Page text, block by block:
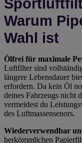
Warum
Wahl ist
Ölfrei für maximale
Luftfilter sind
längere Lebensdauer
erfordern. Da kein Öl
deines Fahrzeugs nicht
vermeidest du
des Luftmassensenors.
Wiederverwendbar
herkömmlichen